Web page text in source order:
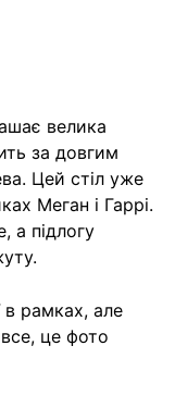
велика
за довгим
Цей стіл уже
Меган і Гаррі.
а підлогу
в рамках, але
це фото